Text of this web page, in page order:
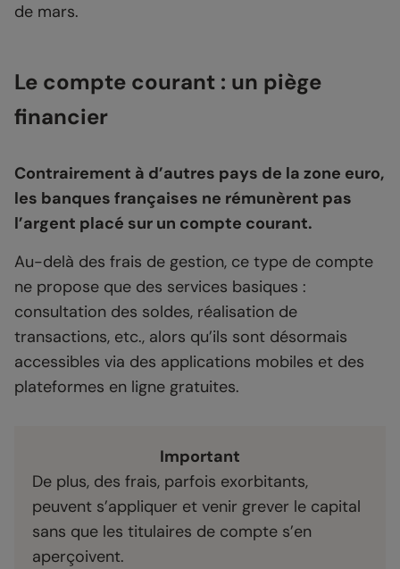
de mars.
Le compte courant : un piège
financier
Contrairement à d’autres pays de la zone euro,
les banques françaises ne rémunèrent pas
l’argent placé sur un compte courant.
Au-delà des frais de gestion, ce type de compte
ne propose que des services basiques :
consultation des soldes, réalisation de
transactions, etc., alors qu’ils sont désormais
accessibles via des applications mobiles et des
plateformes en ligne gratuites.
Important
De plus, des frais, parfois exorbitants,
peuvent s’appliquer et venir grever le capital
sans que les titulaires de compte s’en
aperçoivent.